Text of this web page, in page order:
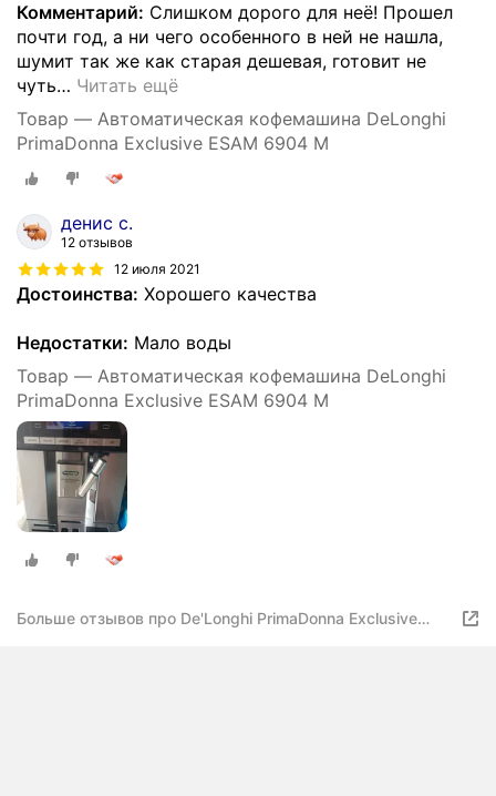
Комментарий: Слишком дорого для неё! Прошел
почти год, а ни чего особенного в ней не нашла,
шумит так же как старая дешевая, готовит не
чуть… Читать ещё
Товар — Автоматическая кофемашина DeLonghi
PrimaDonna Exclusive ESAM 6904 M
денис с.
12 отзывов
12 июля 2021
Достоинства: Хорошего качества
Недостатки: Мало воды
Товар — Автоматическая кофемашина DeLonghi
PrimaDonna Exclusive ESAM 6904 M
Больше отзывов про De'Longhi PrimaDonna Exclusive